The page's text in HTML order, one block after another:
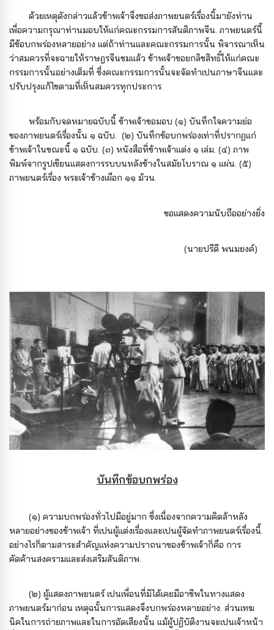
ด้วยเหตุดังกล่าวแล้วข้าพเจ้าจึงขอส่งภาพยนตร์เรื่องนี้มายังท่าน
เพื่อความกรุณาท่านมอบให้แก่คณะกรรมการสันติภาพจีน. ภาพยนตร์นี้
มีข้อบกพร่องหลายอย่าง แต่ถ้าท่านและคณะกรรมการนั้น พิจารณาเห็น
ว่าสมควรที่จะฉายให้ราษฎรจีนชมแล้ว ข้าพเจ้าขอยกลิขสิทธิ์ให้แก่คณะ
กรรมการนั้นอย่างเต็มที่ ซึ่งคณะกรรมการนั้นจะจัดทําเปนภาษาจีนและ
ปรับปรุงแก้ไขตามที่เห็นสมควรทุกประการ.
พร้อมกับจดหมายฉบับนี้ ข้าพเจ้าขอมอบ (๑) บันทึกใจความย่อ
ของภาพยนตร์เรื่องนั้น ๑ ฉบับ. (๒) บันทึกข้อบกพร่องเท่าที่ปรากฏแก่
ข้าพเจ้าในขณะนี้ ๑ ฉบับ. (๓) หนังสือที่ข้าพเจ้าแต่ง ๑ เล่ม. (๔) ภาพ
พิมพ์จากรูปเขียนแสดงการรบบนหลังช้างในสมัยโบราณ ๑ แผ่น. (๕)
ภาพยนตร์เรื่อง พระเจ้าช้างเผือก ๑๑ ม้วน.
ขอแสดงความนับถืออย่างยิ่ง
(นายปรีดี พนมยงค์)
บันทึกข้อบกพร่อง
(๑) ความบกพร่องทั่วไปมีอยู่มาก ซึ่งเนื่องจากความคิดล้าหลัง
หลายอย่างของข้าพเจ้า ที่เปนผู้แต่งเรื่องและเปนผู้จัดทําภาพยนตร์เรื่องนี้.
อย่างไรก็ตามสาระสําคัญแห่งความปราถนาของข้าพเจ้าก็คือ การ
คัดค้านสงครามและส่งเสริมสันติภาพ.
(๒) ผู้แสดงภาพยนตร์ เปนเพื่อนที่มิได้เคยมีอาชีพในทางแสดง
ภาพยนตร์มาก่อน เหตุฉนั้นการแสดงจึงบกพร่องหลายอย่าง. ส่วนเทฆ
นิคในการถ่ายภาพและในการอัดเสียงนั้น แม้ผู้ปฏิบัติงานจะเปนเจ้าหน้า